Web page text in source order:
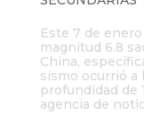
Este 7 de
magnitud 6.8
China,
sismo ocurrió a
profundidad de
agencia de